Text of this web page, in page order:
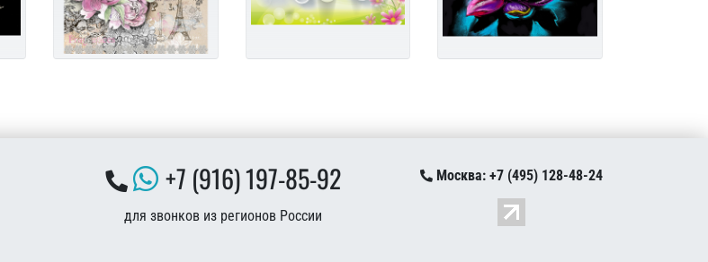
+7 (916) 197-85-92
для звонков из регионов России
Москва: +7 (495) 128-48-24